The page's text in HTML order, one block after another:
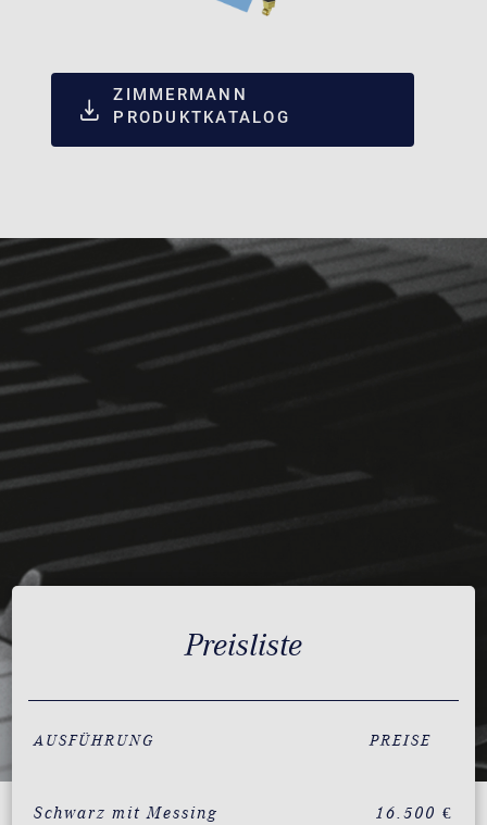
ZIMMERMANN
PRODUKTKATALOG
Preisliste
AUSFÜHRUNG PREISE
Schwarz mit Messing 16.500 €